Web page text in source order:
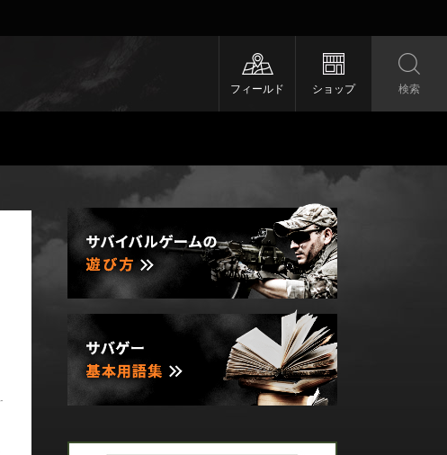
フィールド ショップ 検索